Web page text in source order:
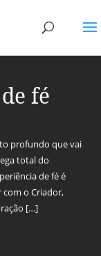
fé
profundo que vai
total do
de fé é
com o Criador,
[…]